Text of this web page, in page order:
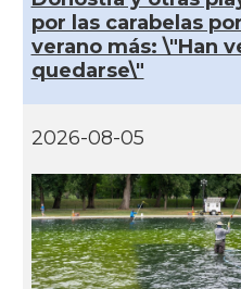
por las carabelas
verano más: \"Han
quedarse\"
2026-08-05